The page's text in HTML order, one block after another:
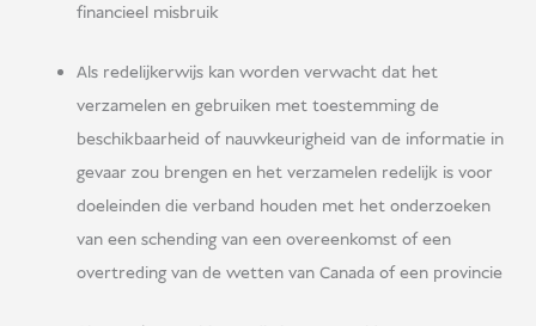
financieel misbruik
Als redelijkerwijs kan worden verwacht dat het
verzamelen en gebruiken met toestemming de
beschikbaarheid of nauwkeurigheid van de informatie in
gevaar zou brengen en het verzamelen redelijk is voor
doeleinden die verband houden met het onderzoeken
van een schending van een overeenkomst of een
overtreding van de wetten van Canada of een provincie